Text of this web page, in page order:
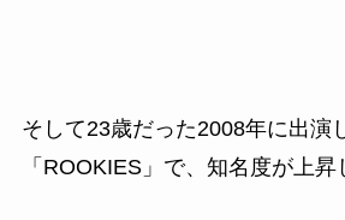
そして23歳だった2008年に出演
「ROOKIES」で、知名度が上昇